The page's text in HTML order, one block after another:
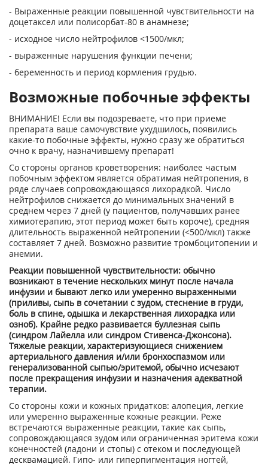
- Выраженные реакции повышенной чувствительности на
доцетаксел или полисорбат-80 в анамнезе;
- исходное число нейтрофилов <1500/мкл;
- выраженные нарушения функции печени;
- беременность и период кормления грудью.
Возможные побочные эффекты
ВНИМАНИЕ! Если вы подозреваете, что при приеме
препарата ваше самочувствие ухудшилось, появились
какие-то побочные эффекты, нужно сразу же обратиться
очно к врачу, назначившему препарат!
Со стороны органов кроветворения: наиболее частым
побочным эффектом является обратимая нейтропения, в
ряде случаев сопровождающаяся лихорадкой. Число
нейтрофилов снижается до минимальных значений в
среднем через 7 дней (у пациентов, получавших ранее
химиотерапию, этот период может быть короче), средняя
длительность выраженной нейтропении (<500/мкл) также
составляет 7 дней. Возможно развитие тромбоцитопении и
анемии.
Реакции повышенной чувствительности: обычно
возникают в течение нескольких минут после начала
инфузии и бывают легко или умеренно выраженными
(приливы, сыпь в сочетании с зудом, стеснение в груди,
боль в спине, одышка и лекарственная лихорадка или
озноб). Крайне редко развивается буллезная сыпь
(синдром Лайелла или синдром Стивенса-Джонсона).
Тяжелые реакции, характеризующиеся снижением
артериального давления и/или бронхоспазмом или
генерализованной сыпью/эритемой, обычно исчезают
после прекращения инфузии и назначения адекватной
терапии.
Со стороны кожи и кожных придатков: алопеция, легкие
или умеренно выраженные кожные реакции. Реже
встречаются выраженные реакции, такие как сыпь,
сопровождающаяся зудом или ограниченная эритема кожи
конечностей (ладони и стопы) с отеком и последующей
десквамацией. Гипо- или гиперпигментация ногтей,